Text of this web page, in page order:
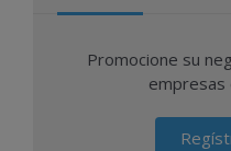
Promocione su
empresas